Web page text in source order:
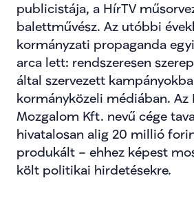
publicistája, a HírTV
balettművész. Az utóbbi
kormányzati propaganda
arca lett: rendszeresen
által szervezett
kormányközeli médiában. Az
Mozgalom Kft. nevű cége
hivatalosan alig 20 millió
produkált – ehhez képest
költ politikai hirdetésekre.